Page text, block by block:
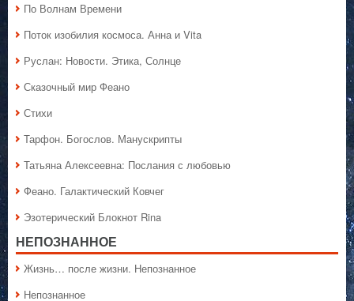
По Волнам Времени
Поток изобилия космоса. Анна и Vita
Руслан: Новости. Этика, Солнце
Сказочный мир Феано
Стихи
Тарфон. Богослов. Манускрипты
Татьяна Алексеевна: Послания с любовью
Феано. Галактический Ковчег
Эзотерический Блокнот Rina
НЕПОЗНАННОЕ
Жизнь… после жизни. Непознанное
Непознанное